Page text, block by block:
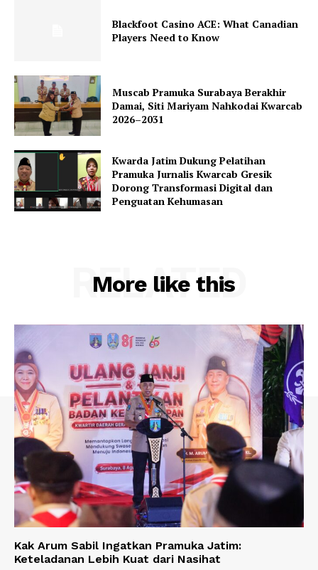
Blackfoot Casino ACE: What Canadian
Players Need to Know
Muscab Pramuka Surabaya Berakhir
Damai, Siti Mariyam Nahkodai Kwarcab
2026–2031
Kwarda Jatim Dukung Pelatihan
Pramuka Jurnalis Kwarcab Gresik
Dorong Transformasi Digital dan
Penguatan Kehumasan
More like this
RELATED
Kak Arum Sabil Ingatkan Pramuka Jatim:
Keteladanan Lebih Kuat dari Nasihat